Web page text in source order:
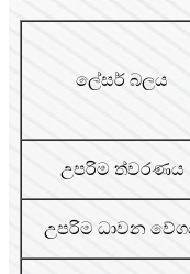
ලේසර් බලය
උපරිම ත්වරණය
උපරිම ධාවන